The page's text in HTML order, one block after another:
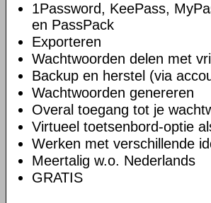
1Password, KeePass,
en PassPack
Exporteren
Wachtwoorden delen met
Backup en herstel (via
Wachtwoorden genereren
Overal toegang tot je
Virtueel toetsenbord-optie
Werken met verschillende
Meertalig w.o. Nederlands
GRATIS